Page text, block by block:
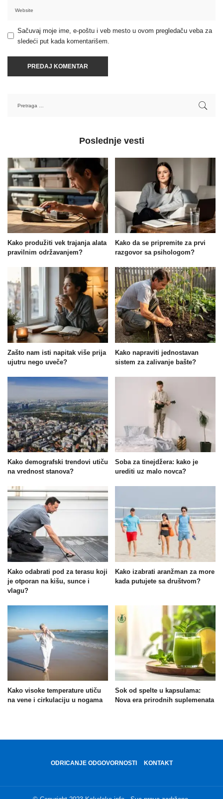
Sačuvaj moje ime, e-poštu i veb mesto u ovom pregledaču veba za
sledeći put kada komentarišem.
Poslednje vesti
Kako produžiti vek trajanja alata
pravilnim održavanjem?
Kako da se pripremite za prvi
razgovor sa psihologom?
Zašto nam isti napitak više prija
ujutru nego uveče?
Kako napraviti jednostavan
sistem za zalivanje bašte?
Kako demografski trendovi utiču
na vrednost stanova?
Soba za tinejdžera: kako je
urediti uz malo novca?
Kako odabrati pod za terasu koji
je otporan na kišu, sunce i
vlagu?
Kako izabrati aranžman za more
kada putujete sa društvom?
Kako visoke temperature utiču
na vene i cirkulaciju u nogama
Sok od spelte u kapsulama:
Nova era prirodnih suplemenata
ODRICANJE ODGOVORNOSTI KONTAKT